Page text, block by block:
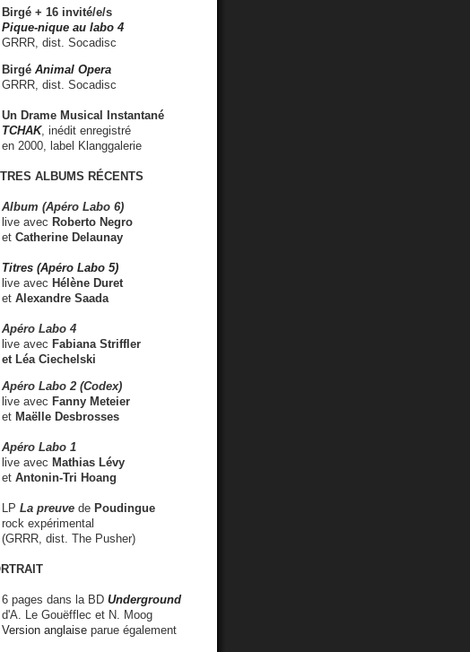
Birgé + 16 invité/e/s
Pique-nique au labo 4
GRRR, dist. Socadisc
Birgé Animal Opera
GRRR, dist. Socadisc
Un Drame Musical Instantané
TCHAK, inédit enregistré
en 2000, label Klanggalerie
ALBUMS RÉCENTS
Album (Apéro Labo 6)
live avec Roberto Negro
et Catherine Delaunay
Titres (Apéro Labo 5)
avec Hélène Duret
et Alexandre Saada
Apéro Labo 4
live avec Fabiana Striffler
et Léa Ciechelski
Apéro Labo 2 (Codex)
live avec Fanny Meteier
et Maëlle Desbrosses
Apéro Labo 1
live avec Mathias Lévy
et Antonin-Tri Hoang
LP La preuve de Poudingue
rock expérimental
(GRRR, dist. The Pusher)
dans la BD Underground
d'A. Le Gouëfflec et N. Moog
Version anglaise parue également